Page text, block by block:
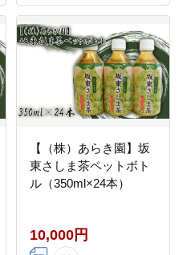
【（株）あらき園】坂
東さしま茶ペットボト
ル（350ml×24本）
10,000円